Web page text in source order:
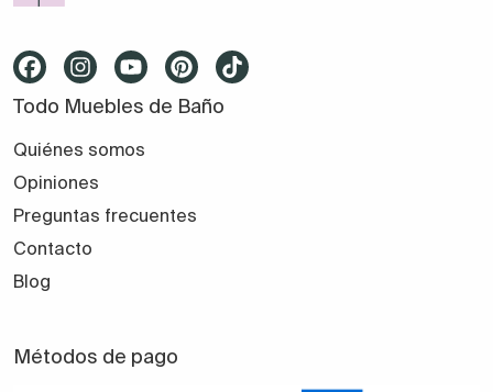
Todo Muebles de Baño
Quiénes somos
Opiniones
Preguntas frecuentes
Contacto
Blog
Métodos de pago